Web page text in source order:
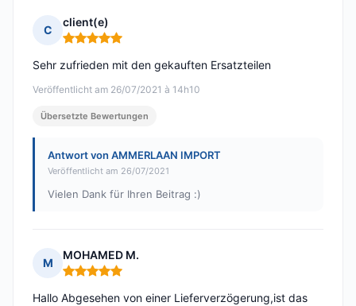
C
client(e)
Hinweis: 5 von 5
Veröffentlicht am 26/07/2021 à 14h10
Sehr zufrieden mit den gekauften Ersatzteilen
Übersetzte Bewertungen
Antwort von AMMERLAAN IMPORT
Veröffentlicht am 26/07/2021
Vielen Dank für Ihren Beitrag :)
M
MOHAMED M.
Hinweis: 5 von 5
Hallo Abgesehen von einer Lieferverzögerung,ist das